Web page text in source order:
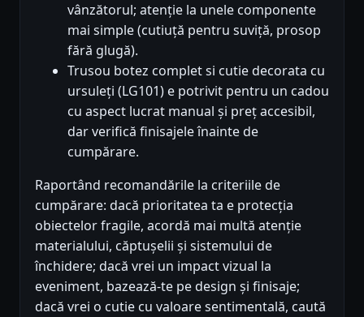
vânzătorul; atenție la unele componente
mai simple (cutiuță pentru suviță, prosop
fără glugă).
Trusou botez complet si cutie decorata cu
ursuleți (LG101) e potrivit pentru un cadou
cu aspect lucrat manual și preț accesibil,
dar verifică finisajele înainte de
cumpărare.
Raportând recomandările la criteriile de
cumpărare: dacă prioritatea ta e protecția
obiectelor fragile, acordă mai multă atenție
materialului, căptușelii și sistemului de
închidere; dacă vrei un impact vizual la
eveniment, bazează-te pe design și finisaje;
dacă vrei o cutie cu valoare sentimentală, caută